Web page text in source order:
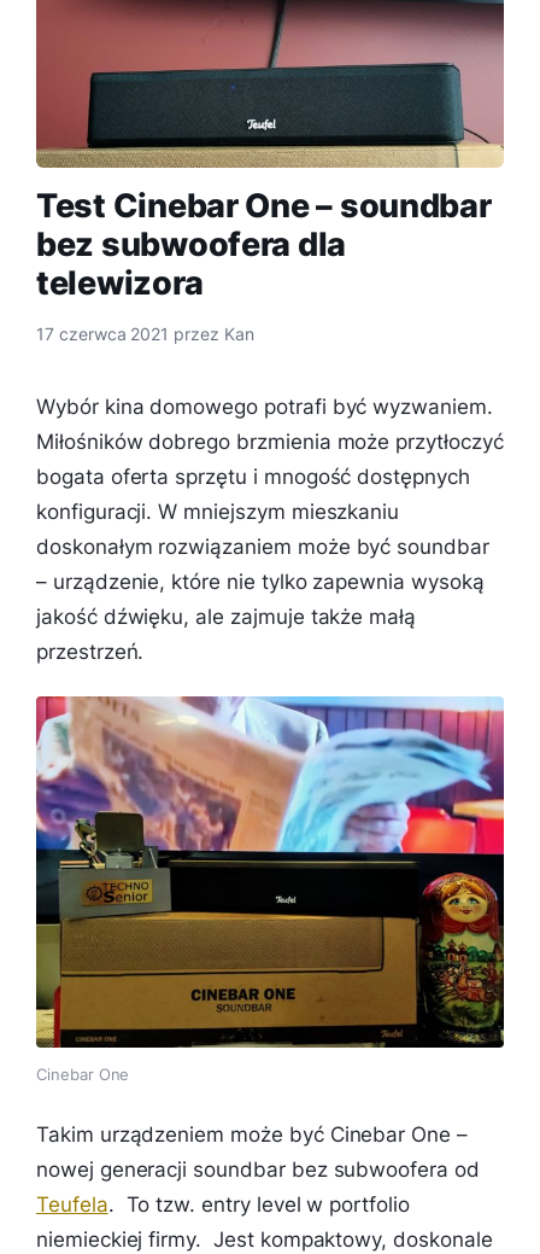
Test Cinebar One – soundbar
bez subwoofera dla
telewizora
17 czerwca 2021 przez Kan
Wybór kina domowego potrafi być wyzwaniem.
Miłośników dobrego brzmienia może przytłoczyć
bogata oferta sprzętu i mnogość dostępnych
konfiguracji. W mniejszym mieszkaniu
doskonałym rozwiązaniem może być soundbar
– urządzenie, które nie tylko zapewnia wysoką
jakość dźwięku, ale zajmuje także małą
przestrzeń.
Cinebar One
Takim urządzeniem może być Cinebar One –
nowej generacji soundbar bez subwoofera od
Teufela. To tzw. entry level w portfolio
niemieckiej firmy. Jest kompaktowy, doskonale